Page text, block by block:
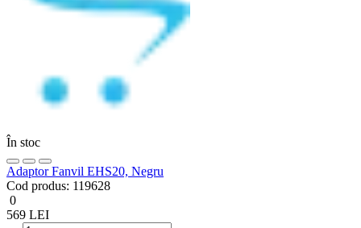
În stoc
Adaptor Fanvil EHS20, Negru
Cod produs: 119628
0
569 LEI